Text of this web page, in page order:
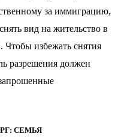
за иммиграцию,
вид на жительство в
Чтобы избежать снятия
разрешения должен
СЕМЬЯ